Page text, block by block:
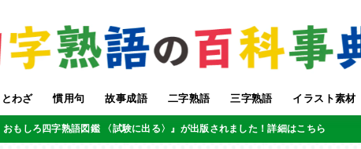
わざ 慣用句 故事成語 二字熟語 三字熟語 イラスト素材
もしろ四字熟語図鑑 〈試験に出る〉』が出版されました！詳細はこちら